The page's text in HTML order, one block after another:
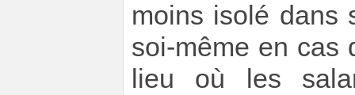
moins isolé dans
soi-même en cas
lieu où les